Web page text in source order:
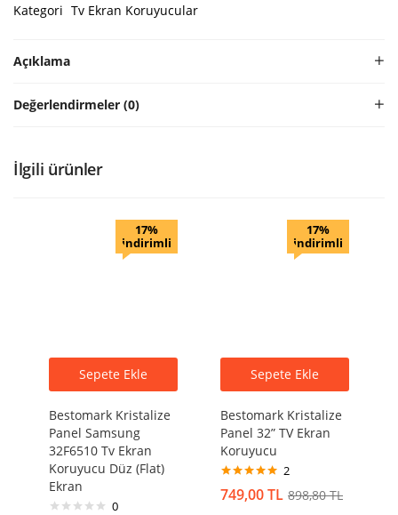
Kategori Tv Ekran Koruyucular
Açıklama
Değerlendirmeler (0)
İlgili ürünler
17%
indirimli
Sepete Ekle
Bestomark Kristalize
Panel Samsung
32F6510 Tv Ekran
Koruyucu Düz (Flat)
Ekran
0
17%
indirimli
Sepete Ekle
Bestomark Kristalize
Panel 32” TV Ekran
Koruyucu
5.00oy aldı
2
749,00TL 898,80TL